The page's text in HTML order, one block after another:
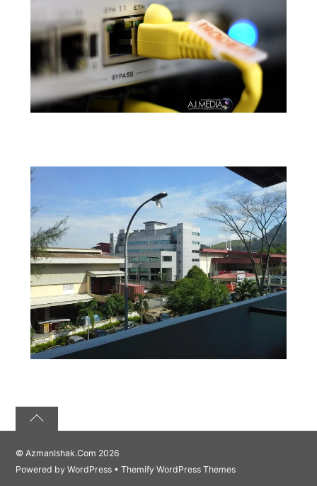
©AzmanIshak.Com 2026
Powered byWordPress •Themify WordPress Themes